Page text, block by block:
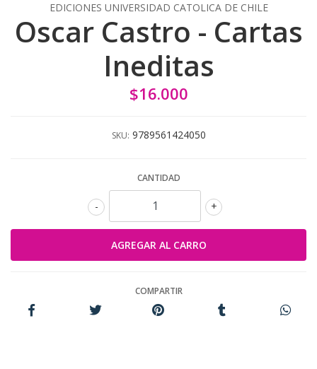
EDICIONES UNIVERSIDAD CATOLICA DE CHILE
Oscar Castro - Cartas
Ineditas
$16.000
SKU: 9789561424050
CANTIDAD
+
-
COMPARTIR